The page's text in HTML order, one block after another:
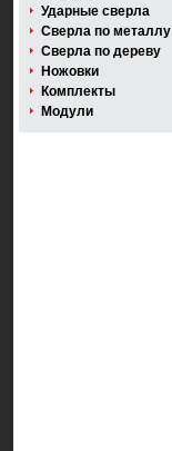
Ударные сверла
Сверла по металлу
Сверла по дереву
Ножовки
Комплекты
Модули